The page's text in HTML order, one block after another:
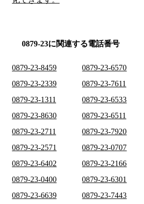
0879-23に関連する電話番号
0879-23-8459 0879-23-6570
0879-23-2339
0879-23-7611
0879-23-1311
0879-23-6533
0879-23-8630
0879-23-6511
0879-23-2711
0879-23-7920
0879-23-2571
0879-23-0707
0879-23-6402
0879-23-2166
0879-23-0400
0879-23-6301
0879-23-6639
0879-23-7443